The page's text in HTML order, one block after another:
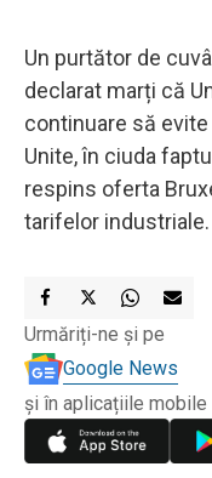
Un purtător de
declarat marți că
continuare să
Unite, în ciuda
respins oferta
tarifelor industriale.
Urmăriți-ne și pe
Google News
și în aplicațiile mobile